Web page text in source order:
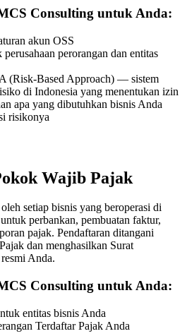
Consulting untuk Anda:
akun OSS
perorangan dan entitas
(Risk-Based Approach) — sistem
di Indonesia yang menentukan izin
apa yang dibutuhkan bisnis Anda
risikonya
Wajib Pajak
setiap bisnis yang beroperasi di
perbankan, pembuatan faktur,
pajak. Pendaftaran ditangani
dan menghasilkan Surat
Anda.
Consulting untuk Anda:
entitas bisnis Anda
Terdaftar Pajak Anda